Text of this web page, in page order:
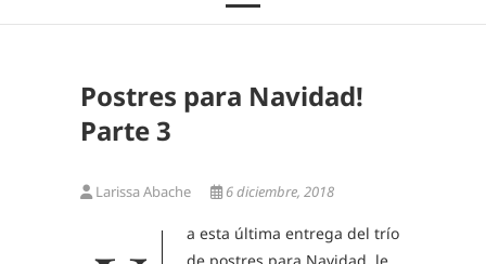
Postres para Navidad!
Parte 3
Larissa Abache 6 diciembre, 2018
a esta última entrega del trío